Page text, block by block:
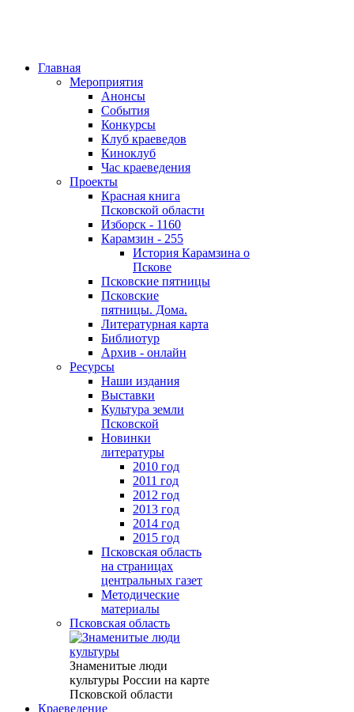
Главная
Мероприятия
Анонсы
События
Конкурсы
Клуб краеведов
Киноклуб
Час краеведения
Проекты
Красная книга
Псковской области
Изборск - 1160
Карамзин - 255
История Карамзина о
Пскове
Псковские пятницы
Псковские
пятницы. Дома.
Литературная карта
Библиотур
Архив - онлайн
Ресурсы
Наши издания
Выставки
Культура земли
Псковской
Новинки
литературы
2010 год
2011 год
2012 год
2013 год
2014 год
2015 год
Псковская область
на страницах
центральных газет
Методические
материалы
Псковская область
Знаменитые люди
культуры России на карте
Псковской области
Краеведение